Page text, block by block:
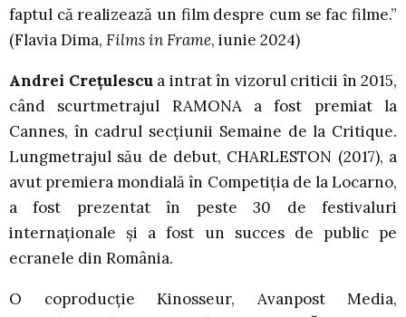
faptul că realizează un film despre cum se fac filme.”
(Flavia Dima, Films in Frame, iunie 2024)
Andrei Crețulescu a intrat în vizorul criticii în 2015,
când scurtmetrajul RAMONA a fost premiat la
Cannes, în cadrul secțiunii Semaine de la Critique.
Lungmetrajul său de debut, CHARLESTON (2017), a
avut premiera mondială în Competiția de la Locarno,
a fost prezentat în peste 30 de festivaluri
internaționale și a fost un succes de public pe
ecranele din România.
O coproducție Kinosseur, Avanpost Media,